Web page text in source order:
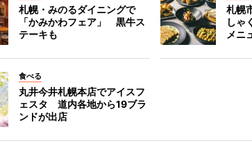
札幌・みのるダイニングで
「かみかわフェア」 黒牛ス
テーキも
札幌
しゃ
メニ
食べる
丸井今井札幌本店でアイスフ
ェスタ 道内各地から19ブラ
ンドが出店